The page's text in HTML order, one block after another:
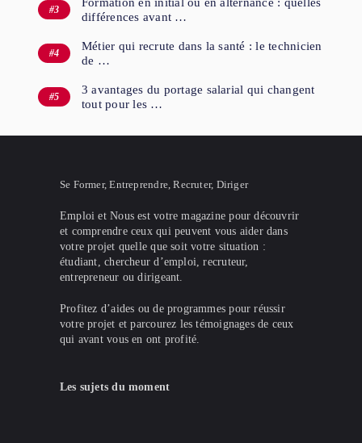
Formation en initial ou en alternance : quelles
différences avant …
Métier qui recrute dans la santé : le technicien
de …
3 avantages du portage salarial qui changent
tout pour les …
Se Former, Entreprendre, Recruter, Diriger
Emploi et Nous est votre magazine pour découvrir
et comprendre ceux qui peuvent vous aider dans
votre projet quelle que soit votre situation :
étudiant, chercheur d’emploi, recruteur,
entrepreneur ou dirigeant.
Profitez d’aides ou de programmes pour réussir
votre projet et parcourez les témoignages de ceux
qui avant vous en ont profité.
Les sujets du moment